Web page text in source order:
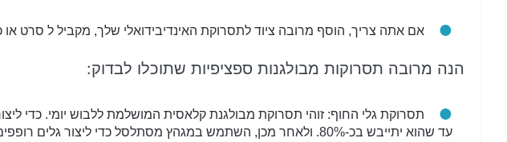
אם אתה צריך, הוסף מרובה ציוד לתסרוקת האינדיבידואלי שלך, מקביל ל סרט או
הנה מרובה תסרוקות מבולגנות ספציפיות שתוכלו לבדוק:
תסרוקת גלי החוף: זוהי תסרוקת מבולגנת קלאסית המושלמת ללבוש יומי. כדי
עד שהוא יתייבש בכ-80%. ולאחר מכן, השתמש במגהץ מסתלסל כדי ליצור